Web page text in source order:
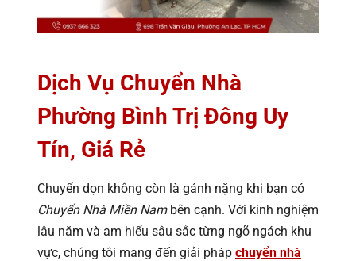
Dịch Vụ Chuyển Nhà
Phường Bình Trị Đông Uy
Tín, Giá Rẻ
Chuyển dọn không còn là gánh nặng khi bạn có
Chuyển Nhà Miền Nambên cạnh. Với kinh nghiệm
lâu năm và am hiểu sâu sắc từng ngõ ngách khu
vực, chúng tôi mang đến giải pháp chuyển nhà